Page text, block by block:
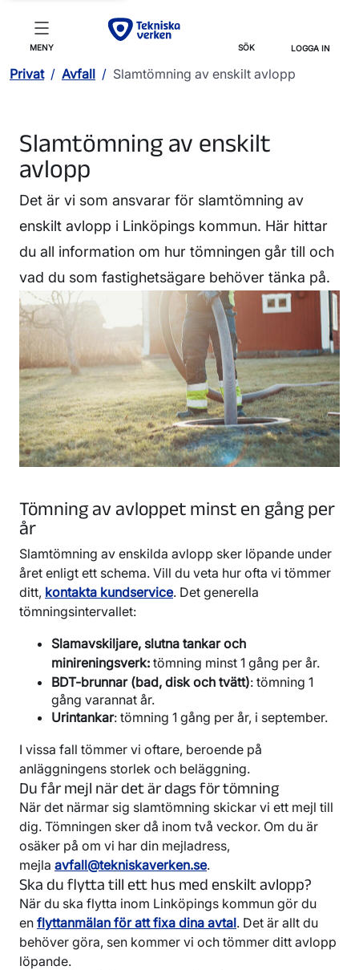
MENY SÖK LOGGA IN
Privat / Avfall / Slamtömning av enskilt avlopp
Slamtömning av enskilt
avlopp
Det är vi som ansvarar för slamtömning av
enskilt avlopp i Linköpings kommun. Här hittar
du all information om hur tömningen går till och
vad du som fastighetsägare behöver tänka på.
Tömning av avloppet minst en gång per
år
Slamtömning av enskilda avlopp sker löpande under
året enligt ett schema. Vill du veta hur ofta vi tömmer
ditt, kontakta kundservice. Det generella
tömningsintervallet:
Slamavskiljare, slutna tankar och
minireningsverk: tömning minst 1 gång per år.
BDT-brunnar (bad, disk och tvätt): tömning 1
gång varannat år.
Urintankar: tömning 1 gång per år, i september.
I vissa fall tömmer vi oftare, beroende på
anläggningens storlek och beläggning.
Du får mejl när det är dags för tömning
När det närmar sig slamtömning skickar vi ett mejl till
dig. Tömningen sker då inom två veckor. Om du är
osäker på om vi har din mejladress,
mejla avfall@tekniskaverken.se.
Ska du flytta till ett hus med enskilt avlopp?
När du ska flytta inom Linköpings kommun gör du
en flyttanmälan för att fixa dina avtal. Det är allt du
behöver göra, sen kommer vi och tömmer ditt avlopp
löpande.